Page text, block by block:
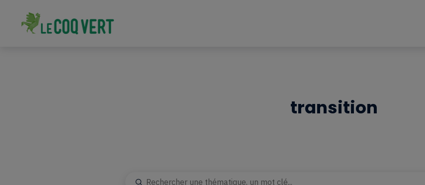
transition
Recherche
Rechercher